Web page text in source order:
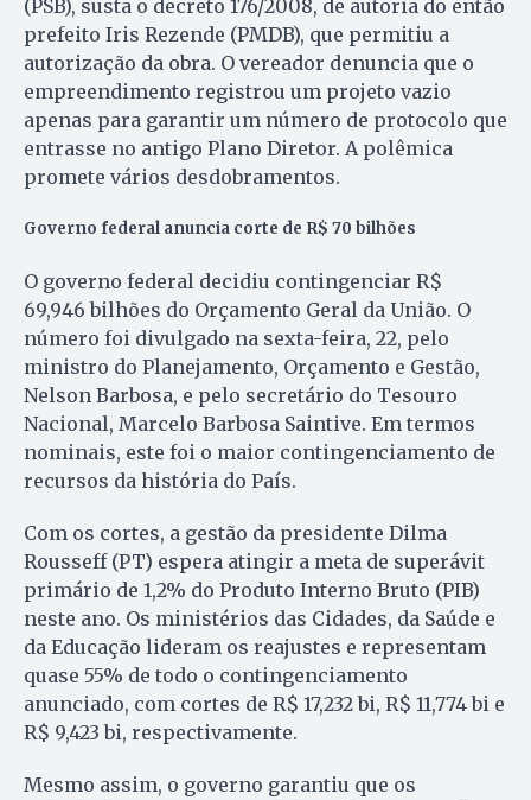
(PSB), susta o decreto 176/2008, de autoria do então
prefeito Iris Rezende (PMDB), que permitiu a
autorização da obra. O vereador denuncia que o
empreendimento registrou um projeto vazio
apenas para garantir um número de protocolo que
entrasse no antigo Plano Diretor. A polêmica
promete vários desdobramentos.
Governo federal anuncia corte de R$ 70 bilhões
O governo federal decidiu contingenciar R$
69,946 bilhões do Orçamento Geral da União. O
número foi divulgado na sexta-feira, 22, pelo
ministro do Planejamento, Orçamento e Gestão,
Nelson Barbosa, e pelo secretário do Tesouro
Nacional, Marcelo Barbosa Saintive. Em termos
nominais, este foi o maior contingenciamento de
recursos da história do País.
Com os cortes, a gestão da presidente Dilma
Rousseff (PT) espera atingir a meta de superávit
primário de 1,2% do Produto Interno Bruto (PIB)
neste ano. Os ministérios das Cidades, da Saúde e
da Educação lideram os reajustes e representam
quase 55% de todo o contingenciamento
anunciado, com cortes de R$ 17,232 bi, R$ 11,774 bi e
R$ 9,423 bi, respectivamente.
Mesmo assim, o governo garantiu que os